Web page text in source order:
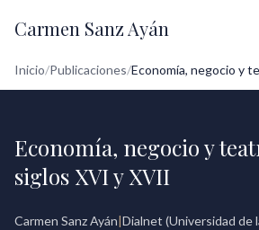
Carmen Sanz Ayán
Inicio/Publicaciones/
Economía, negocio y
siglos XVI y XVII
Carmen Sanz Ayán|Dialnet (Universidad de